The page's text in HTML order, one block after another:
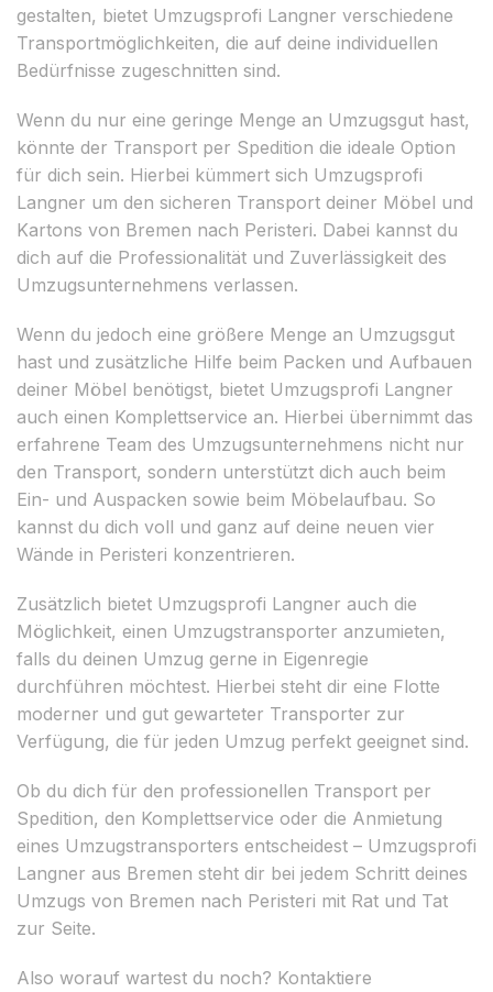
gestalten, bietet Umzugsprofi Langner verschiedene
Transportmöglichkeiten, die auf deine individuellen
Bedürfnisse zugeschnitten sind.
Wenn du nur eine geringe Menge an Umzugsgut hast,
könnte der Transport per Spedition die ideale Option
für dich sein. Hierbei kümmert sich Umzugsprofi
Langner um den sicheren Transport deiner Möbel und
Kartons von Bremen nach Peristeri. Dabei kannst du
dich auf die Professionalität und Zuverlässigkeit des
Umzugsunternehmens verlassen.
Wenn du jedoch eine größere Menge an Umzugsgut
hast und zusätzliche Hilfe beim Packen und Aufbauen
deiner Möbel benötigst, bietet Umzugsprofi Langner
auch einen Komplettservice an. Hierbei übernimmt das
erfahrene Team des Umzugsunternehmens nicht nur
den Transport, sondern unterstützt dich auch beim
Ein- und Auspacken sowie beim Möbelaufbau. So
kannst du dich voll und ganz auf deine neuen vier
Wände in Peristeri konzentrieren.
Zusätzlich bietet Umzugsprofi Langner auch die
Möglichkeit, einen Umzugstransporter anzumieten,
falls du deinen Umzug gerne in Eigenregie
durchführen möchtest. Hierbei steht dir eine Flotte
moderner und gut gewarteter Transporter zur
Verfügung, die für jeden Umzug perfekt geeignet sind.
Ob du dich für den professionellen Transport per
Spedition, den Komplettservice oder die Anmietung
eines Umzugstransporters entscheidest – Umzugsprofi
Langner aus Bremen steht dir bei jedem Schritt deines
Umzugs von Bremen nach Peristeri mit Rat und Tat
zur Seite.
Also worauf wartest du noch? Kontaktiere